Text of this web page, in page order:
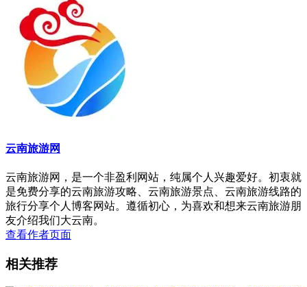
云南旅游网
云南旅游网，是一个非盈利网站，纯属个人兴趣爱好。初衷就
是免费分享的云南旅游攻略、云南旅游景点、云南旅游线路的
旅行分享个人博客网站。遵循初心，为喜欢和想来云南旅游朋
友介绍我们大云南。
查看作者页面
相关推荐